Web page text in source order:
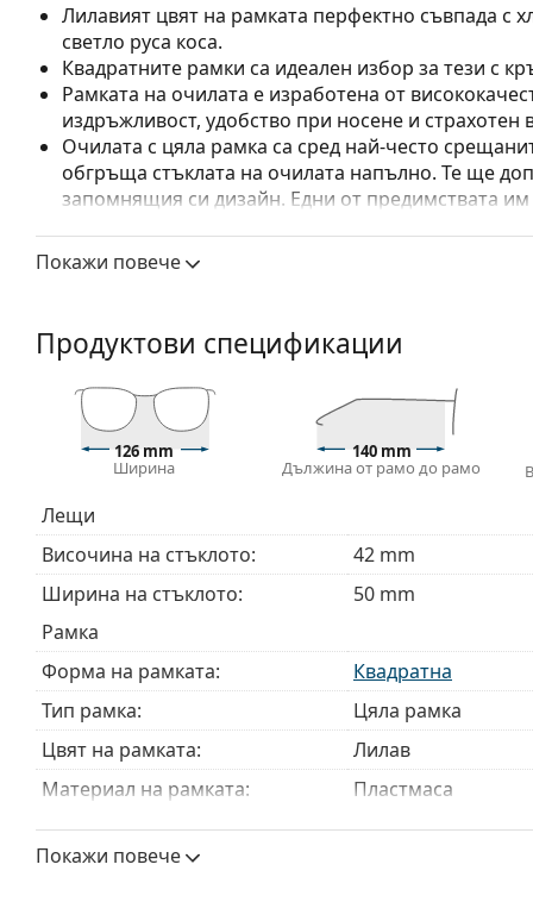
Лилавият цвят на рамката перфектно съвпада с
светло руса коса.
Квадратните рамки са идеален избор за тези с
Рамката на очилата е изработена от
издръжливост, удобство при носене и страхотен
Очилата с цяла рамка са сред най-често
обгръща стъклата на очилата напълно. Те ще
запомнящия си дизайн. Едни от предимствата
Доставяме диоптричните очила в оригиналния
или торбичката и дизайнът могат да варират.
Кърпичката за почистване, доставяна с
модели могат да бъдат доставяни с торбичка от
Разгледайте пълната ни гама очила, за да намерите
ръководство за очила
, ако имате нужда от помощ с
Това е медицинско устройство. Прочетете
Покажи повече
Продуктови спецификации
126 mm
Ширина
140 mm
Дължина от рамо до рамо
Лещи
Височина на стъклото:
42 mm
Ширина на стъклото:
50 mm
Рамка
Форма на рамката:
Квадратна
Тип рамка:
Цяла рамка
Цвят на рамката:
Лилав
Материал на рамката:
Пластмаса
Размер:
S
Ширина:
Покажи повече